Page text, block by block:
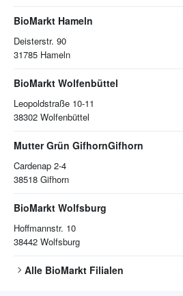
BioMarkt Hameln
Deisterstr. 90
31785 Hameln
BioMarkt Wolfenbüttel
Leopoldstraße 10-11
38302 Wolfenbüttel
Mutter Grün GifhornGifhorn
Cardenap 2-4
38518 Gifhorn
BioMarkt Wolfsburg
Hoffmannstr. 10
38442 Wolfsburg
Alle BioMarkt Filialen